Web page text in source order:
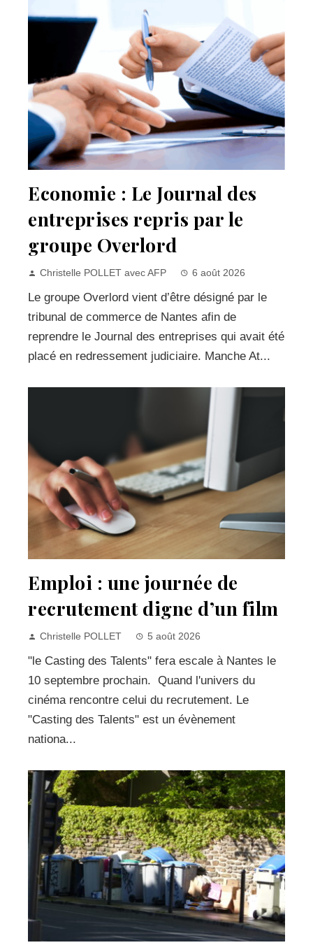
Economie : Le Journal des
entreprises repris par le
groupe Overlord
Christelle POLLET avec AFP 6 août 2026
Le groupe Overlord vient d’être désigné par le
tribunal de commerce de Nantes afin de
reprendre le Journal des entreprises qui avait été
placé en redressement judiciaire. Manche At...
Emploi : une journée de
recrutement digne d’un film
Christelle POLLET 5 août 2026
"le Casting des Talents" fera escale à Nantes le
10 septembre prochain. Quand l'univers du
cinéma rencontre celui du recrutement. Le
"Casting des Talents" est un évènement
nationa...